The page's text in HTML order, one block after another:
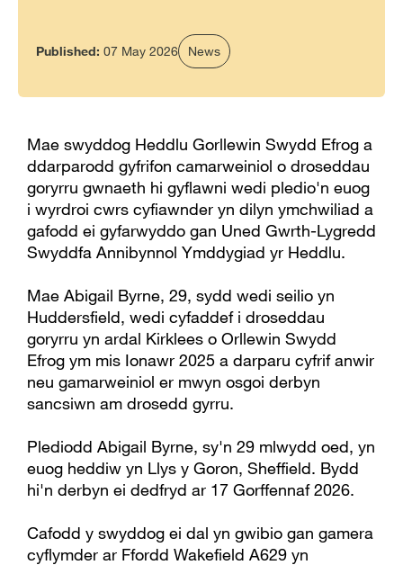
Published: 07 May 2026 News
Mae swyddog Heddlu Gorllewin Swydd Efrog a
ddarparodd gyfrifon camarweiniol o droseddau
goryrru gwnaeth hi gyflawni wedi pledio'n euog
i wyrdroi cwrs cyfiawnder yn dilyn ymchwiliad a
gafodd ei gyfarwyddo gan Uned Gwrth-Lygredd
Swyddfa Annibynnol Ymddygiad yr Heddlu.
Mae Abigail Byrne, 29, sydd wedi seilio yn
Huddersfield, wedi cyfaddef i droseddau
goryrru yn ardal Kirklees o Orllewin Swydd
Efrog ym mis Ionawr 2025 a darparu cyfrif anwir
neu gamarweiniol er mwyn osgoi derbyn
sancsiwn am drosedd gyrru.
Plediodd Abigail Byrne, sy'n 29 mlwydd oed, yn
euog heddiw yn Llys y Goron, Sheffield. Bydd
hi'n derbyn ei dedfryd ar 17 Gorffennaf 2026.
Cafodd y swyddog ei dal yn gwibio gan gamera
cyflymder ar Ffordd Wakefield A629 yn